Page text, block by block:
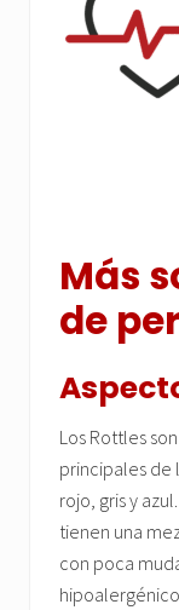
Más
de
Los Rottles
principales de
rojo, gris y
tienen una
con poca